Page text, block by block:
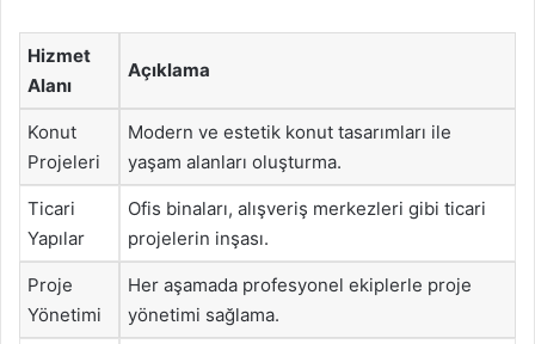
Hizmet
Alanı
Açıklama
Konut
Projeleri
Modern ve estetik konut tasarımları ile
yaşam alanları oluşturma.
Ticari
Yapılar
Ofis binaları, alışveriş merkezleri gibi ticari
projelerin inşası.
Proje
Yönetimi
Her aşamada profesyonel ekiplerle proje
yönetimi sağlama.